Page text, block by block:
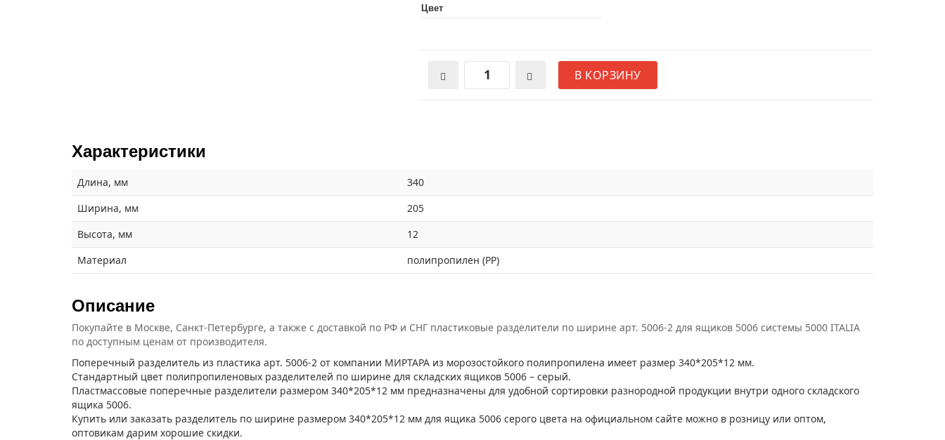
Цвет
В КОРЗИНУ
Характеристики
Длина, мм
340
Ширина, мм
205
Высота, мм
12
Материал
полипропилен (PP)
Описание
Покупайте в Москве, Санкт-Петербурге, а также с доставкой по РФ и СНГ пластиковые разделители по ширине арт. 5006-2 для ящиков 5006 системы 5000 ITALIA
по доступным ценам от производителя.
Поперечный разделитель из пластика арт. 5006-2 от компании МИРТАРА из морозостойкого полипропилена имеет размер 340*205*12 мм.
Стандартный цвет полипропиленовых разделителей по ширине для складских ящиков 5006 – серый.
Пластмассовые поперечные разделители размером 340*205*12 мм предназначены для удобной сортировки разнородной продукции внутри одного складского
ящика 5006.
Купить или заказать разделитель по ширине размером 340*205*12 мм для ящика 5006 серого цвета на официальном сайте можно в розницу или оптом,
оптовикам дарим хорошие скидки.